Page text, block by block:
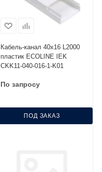
Кабель-канал 40х16 L2000
пластик ECOLINE IEK
CKK11-040-016-1-K01
По запросу
ПОД ЗАКАЗ